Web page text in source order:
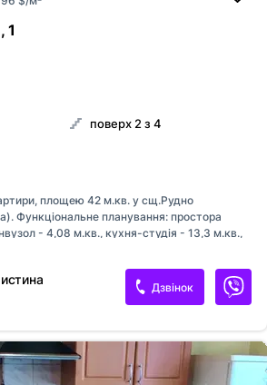
1
поверх 2 з 4
площею 42 м.кв. у сщ.Рудно
Функціональне планування: простора
- 4,08 м.кв., кухня-студія - 13,3 м.кв.,
Стан - 0-цикл. Підведені всі комунікації.
встановлений котел та лічильники.
з ліфтом. На першому
необхідне поруч. Передбачено великий
місця. Телефонуйте та записуйтесь на
Дзвінок